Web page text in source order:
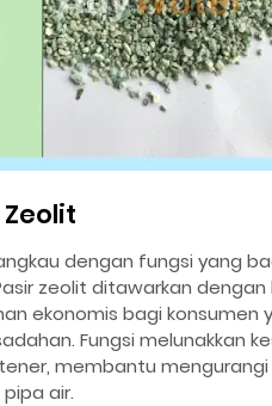
dengan fungsi yang
zeolit ditawarkan
ekonomis bagi
Fungsi
membantu
air.